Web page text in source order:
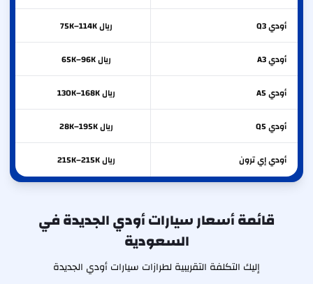
أوديQ3 ريال 75K–114K
أوديA3 ريال 65K–96K
أوديA5 ريال 130K–168K
أوديQ5 ريال 28K–195K
أوديإي ترون ريال 215K–215K
قائمة أسعار سيارات أودي الجديدة في
السعودية
إليك التكلفة التقريبية لطرازات سيارات أودي الجديدة